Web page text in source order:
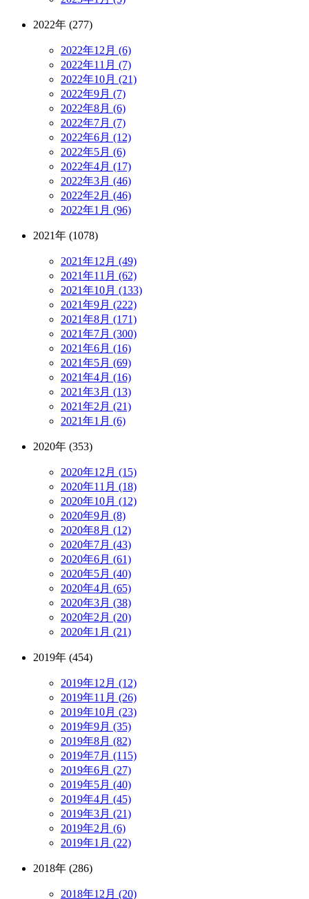
2022年 (277)
2022年12月 (6)
2022年11月 (7)
2022年10月 (21)
2022年9月 (7)
2022年8月 (6)
2022年7月 (7)
2022年6月 (12)
2022年5月 (6)
2022年4月 (17)
2022年3月 (46)
2022年2月 (46)
2022年1月 (96)
2021年 (1078)
2021年12月 (49)
2021年11月 (62)
2021年10月 (133)
2021年9月 (222)
2021年8月 (171)
2021年7月 (300)
2021年6月 (16)
2021年5月 (69)
2021年4月 (16)
2021年3月 (13)
2021年2月 (21)
2021年1月 (6)
2020年 (353)
2020年12月 (15)
2020年11月 (18)
2020年10月 (12)
2020年9月 (8)
2020年8月 (12)
2020年7月 (43)
2020年6月 (61)
2020年5月 (40)
2020年4月 (65)
2020年3月 (38)
2020年2月 (20)
2020年1月 (21)
2019年 (454)
2019年12月 (12)
2019年11月 (26)
2019年10月 (23)
2019年9月 (35)
2019年8月 (82)
2019年7月 (115)
2019年6月 (27)
2019年5月 (40)
2019年4月 (45)
2019年3月 (21)
2019年2月 (6)
2019年1月 (22)
2018年 (286)
2018年12月 (20)